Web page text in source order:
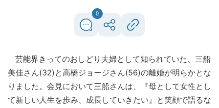
0
芸能界きってのおしどり夫婦として知られていた、三船
美佳さん(32)と高橋ジョージさん(56)の離婚が明らかとな
りました。会見において三船さんは、『母として女性とし
て新しい人生を歩み、成長していきたい』と笑顔で語るな